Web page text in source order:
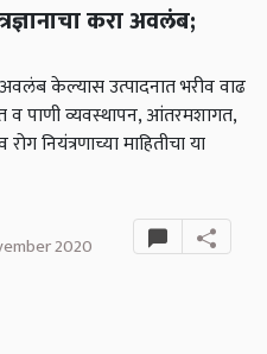
करा अवलंब;
अवलंब केल्यास उत्पादनात भरीव वाढ
व पाणी व्यवस्थापन, आंतरमशागत,
नियंत्रणाच्या माहितीचा या
2020